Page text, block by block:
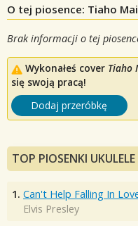
O tej piosence: Tiaho Mai
Brak informacji o tej
Wykonałeś cover Tiaho
się swoją pracą!
Dodaj przeróbkę
TOP PIOSENKI
1. Can't Help Falling In
Elvis Presley